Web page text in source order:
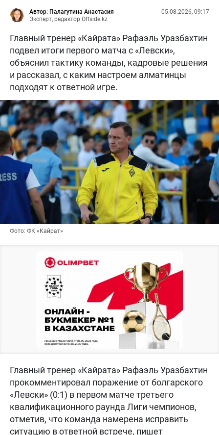
Автор: Палагутина Анастасия
Эксперт, редактор Offside.kz
05.08.2026, 09:17
Главный тренер «Кайрата» Рафаэль Уразбахтин
подвел итоги первого матча с «Левски»,
объяснил тактику команды, кадровые решения
и рассказал, с каким настроем алматинцы
подходят к ответной игре.
Фото: ФК «Кайрат»
Главный тренер «Кайрата» Рафаэль Уразбахтин
прокомментировал поражение от болгарского
«Левски» (0:1) в первом матче третьего
квалификационного раунда Лиги чемпионов,
отметив, что команда намерена исправить
ситуацию в ответной встрече, пишет